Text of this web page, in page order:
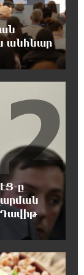
մարզական
է
շուրջ
անհնար
ը
Դավիթ
2